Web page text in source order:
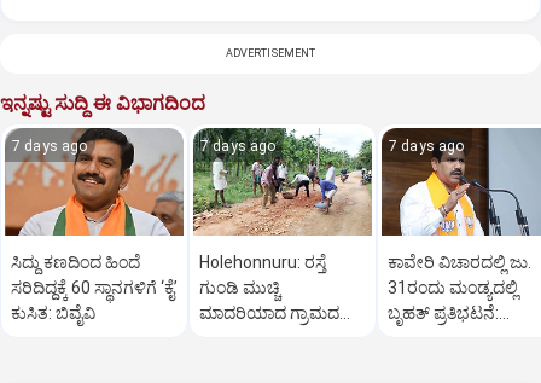
ADVERTISEMENT
ಇನ್ನಷ್ಟು ಸುದ್ದಿ ಈ ವಿಭಾಗದಿಂದ
7 days ago
ಸಿದ್ದು ಕಣದಿಂದ ಹಿಂದೆ
ಸರಿದಿದ್ದಕ್ಕೆ 60 ಸ್ಥಾನಗಳಿಗೆ ‘ಕೈ’
ಕುಸಿತ: ಬಿವೈವಿ
7 days ago
Holehonnuru: ರಸ್ತೆ
ಗುಂಡಿ ಮುಚ್ಚಿ
ಮಾದರಿಯಾದ ಗ್ರಾಮದ
7 days ago
ಕಾವೇರಿ ವಿಚಾರದಲ್ಲಿ ಜು.
31ರಂದು ಮಂಡ್ಯದಲ್ಲಿ
ಬೃಹತ್ ಪ್ರತಿಭಟನೆ: